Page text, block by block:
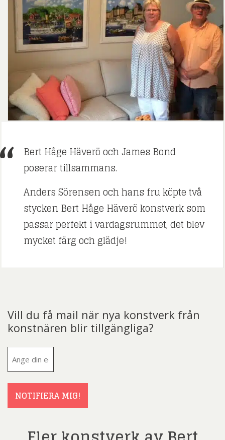
Bert Håge Häverö och James Bond
poserar tillsammans.
Anders Sörensen och hans fru köpte två
stycken Bert Håge Häverö konstverk som
passar perfekt i vardagsrummet, det blev
mycket färg och glädje!
Vill du få mail när nya konstverk från
konstnären blir tillgängliga?
NOTIFIERA MIG!